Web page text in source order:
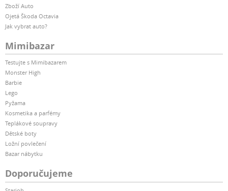
Zboží Auto
Ojetá Škoda Octavia
Jak vybrat auto?
Mimibazar
Testujte s Mimibazarem
Monster High
Barbie
Lego
Pyžama
Kosmetika a parfémy
Teplákové soupravy
Dětské boty
Ložní povlečení
Bazar nábytku
Doporučujeme